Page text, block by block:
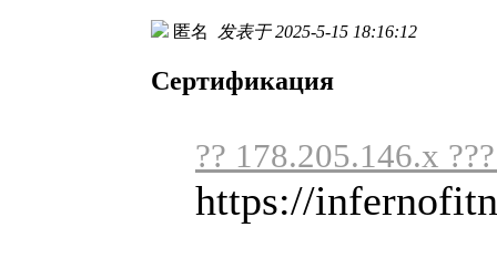
匿名 发表于 2025-5-15 18:16:12
Сертификация
?? 178.205.146.x
https://